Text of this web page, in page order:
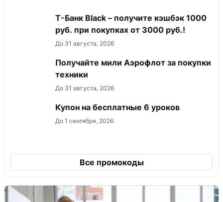
Т-Банк Black – получите кэшбэк 1000
руб. при покупках от 3000 руб.!
До 31 августа, 2026
Получайте мили Аэрофлот за покупки
техники
До 31 августа, 2026
Купон на бесплатные 6 уроков
До 1 сентября, 2026
Все промокоды